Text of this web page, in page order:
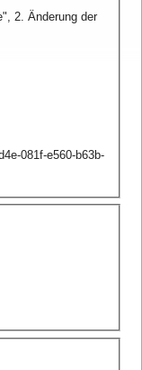
2. Änderung der
081f-e560-b63b-